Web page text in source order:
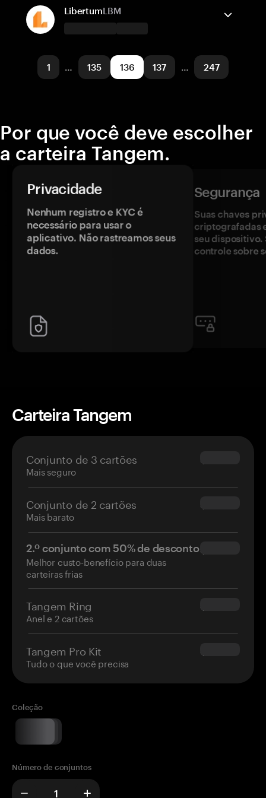
Solana
Enviar/Receber Comprar
Solana
LibertumLBM
Enviar/Receber Comprar
1 … 135 136 137 … 247
Por que você deve escolher
a carteira Tangem.
Privacidade
Nenhum registro e KYC é
necessário para usar o
aplicativo. Não rastreamos seus
dados.
Segurança
Suas chaves
criptografadas
seu dispositivo.
controle sobre
Carteira Tangem
Conjunto de 3 cartões
Mais seguro
$69.90
Conjunto de 2 cartões
Mais barato
$54.90
2.º conjunto com 50% de desconto
Melhor custo-benefício para duas
carteiras frias
$34.95
Tangem Ring
Anel e 2 cartões
$160.00
Tangem Pro Kit
Tudo o que você precisa
$180.00
Coleção
Número de conjuntos